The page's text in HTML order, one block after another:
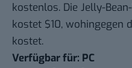
kostenlos. Die Jelly-
kostet $10, wohingegen
kostet.
Verfügbar für: PC